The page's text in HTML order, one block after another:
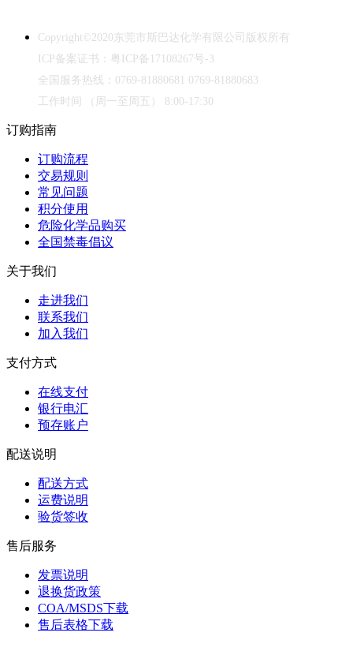
Copyright©2020 东莞市斯巴达化学有限公司版权所有
ICP备案证书：粤 ICP备 17108267号-3
全国服务热线： 0769-81880681 0769-81880683
工作时间
（周一至周五） 8:00-17:30
订购指南
订购流程
交易规则
常见问题
积分使用
危险化学品购买
全国禁毒倡议
关于我们
走进我们
联系我们
加入我们
支付方式
在线支付
银行电汇
预存账户
配送说明
配送方式
运费说明
验货签收
售后服务
发票说明
退换货政策
COA/MSDS下载
售后表格下载